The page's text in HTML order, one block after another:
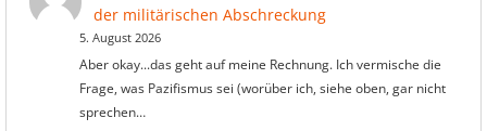
der militärischen Abschreckung
5. August 2026
Aber okay...das geht auf meine Rechnung. Ich vermische die
Frage, was Pazifismus sei (worüber ich, siehe oben, gar nicht
sprechen…